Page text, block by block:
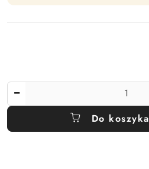
Do koszyka